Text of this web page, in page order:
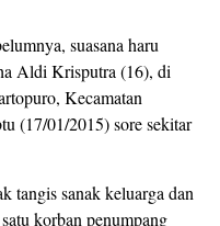
suasana haru
Aldi Krisputra (16), di
Kecamatan
(17/01/2015) sore sekitar
tangis sanak keluarga dan
korban penumpang